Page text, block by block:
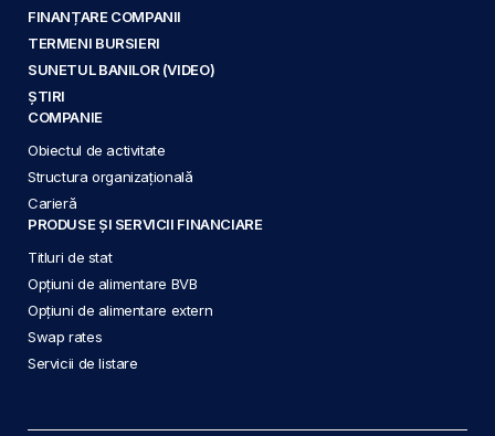
FINANȚARE COMPANII
TERMENI BURSIERI
SUNETUL BANILOR (VIDEO)
ȘTIRI
COMPANIE
Obiectul de activitate
Structura organizațională
Carieră
PRODUSE ȘI SERVICII FINANCIARE
Titluri de stat
Opțiuni de alimentare BVB
Opțiuni de alimentare extern
Swap rates
Servicii de listare